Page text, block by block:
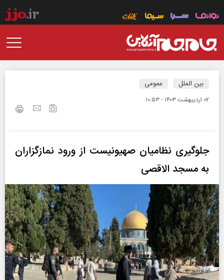
بین الملل عمومی
۰۷ ارديبهشت ۱۴۰۳ - ۱۰:۵۳
جلوگیری نظامیان صهیونیست از ورود نمازگزاران
به مسجد الاقصی